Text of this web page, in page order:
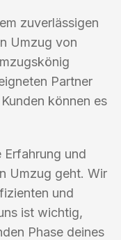
zuverlässigen
Umzug von
Partner
können es
Erfahrung und
Umzug geht. Wir
und
ist wichtig,
Phase deines